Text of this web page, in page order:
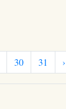
30 31 ›